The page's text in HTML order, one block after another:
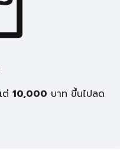
ต่ 10,000 บาท ขึ้นไปลด